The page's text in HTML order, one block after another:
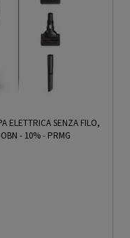
ELETTRICA SENZA FILO,
- 10%- PRMG